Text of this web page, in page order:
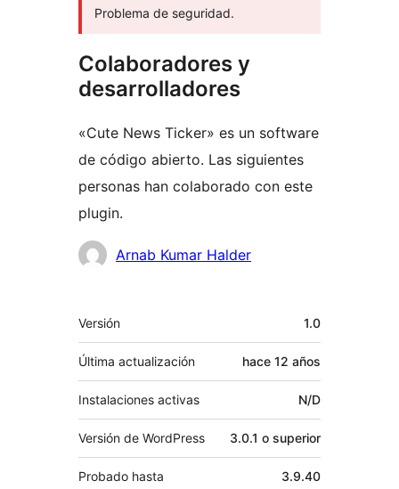
Problema de seguridad.
Colaboradores y
desarrolladores
«Cute News Ticker» es un software
de código abierto. Las siguientes
personas han colaborado con este
plugin.
Colaboradores
Arnab Kumar Halder
Meta
Versión 1.0
Última actualización hace 12 años
Instalaciones activas N/D
Versión de WordPress 3.0.1 o superior
Probado hasta 3.9.40